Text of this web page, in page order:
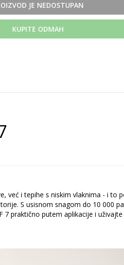
JE NEDOSTUPAN
KUPITE ODMAH
već i tepihe s niskim vlaknima - i to
S usisnom snagom do 10 000
praktično putem aplikacije i